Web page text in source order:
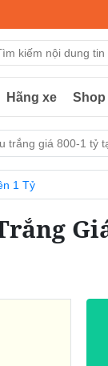
Hãng xe Shop
trắng giá 800-1 tỷ
1 Tỷ